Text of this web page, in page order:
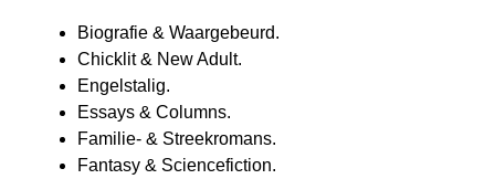
Biografie & Waargebeurd.
Chicklit & New Adult.
Engelstalig.
Essays & Columns.
Familie- & Streekromans.
Fantasy & Sciencefiction.